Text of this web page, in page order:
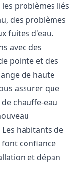
problèmes liés
des problèmes
fuites d'eau.
avec des
pointe et des
de haute
assurer que
chauffe-eau
habitants de
font confiance
et dépan